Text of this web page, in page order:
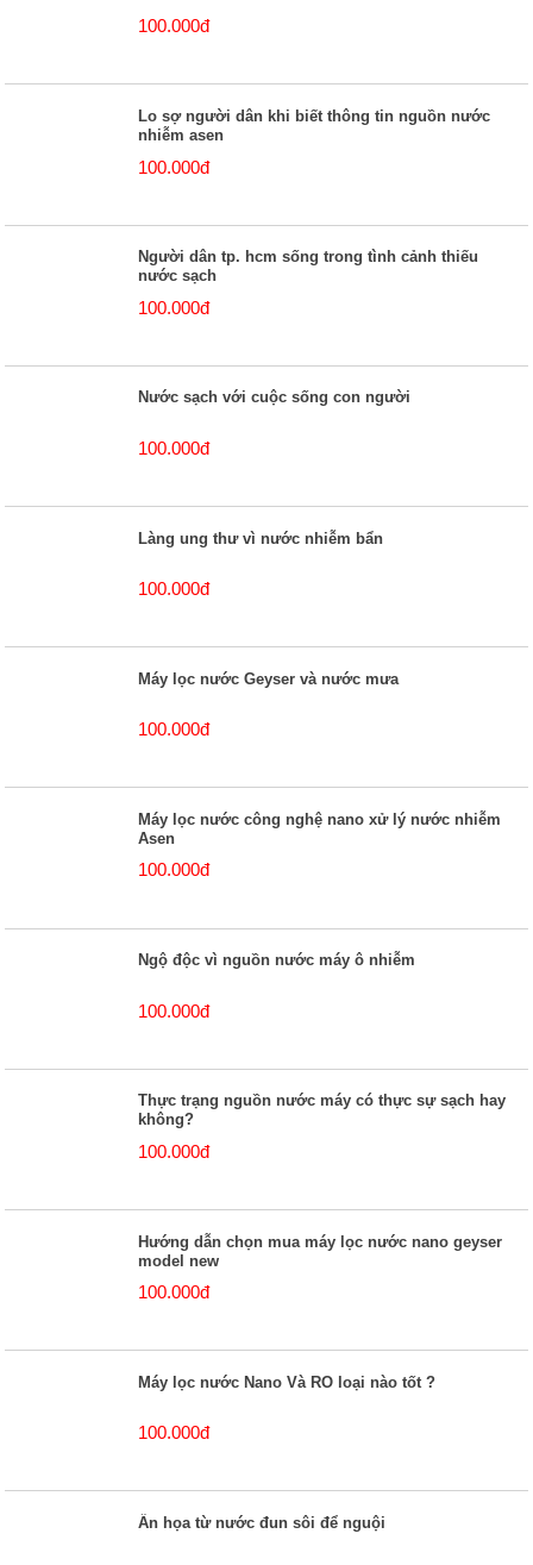
100.000đ
Lo sợ người dân khi biết thông tin nguồn nước
nhiễm asen
100.000đ
Người dân tp. hcm sống trong tình cảnh thiếu
nước sạch
100.000đ
Nước sạch với cuộc sống con người
100.000đ
Làng ung thư vì nước nhiễm bẩn
100.000đ
Máy lọc nước Geyser và nước mưa
100.000đ
Máy lọc nước công nghệ nano xử lý nước nhiễm
Asen
100.000đ
Ngộ độc vì nguồn nước máy ô nhiễm
100.000đ
Thực trạng nguồn nước máy có thực sự sạch hay
không?
100.000đ
Hướng dẫn chọn mua máy lọc nước nano geyser
model new
100.000đ
Máy lọc nước Nano Và RO loại nào tốt ?
100.000đ
Ẩn họa từ nước đun sôi để nguội